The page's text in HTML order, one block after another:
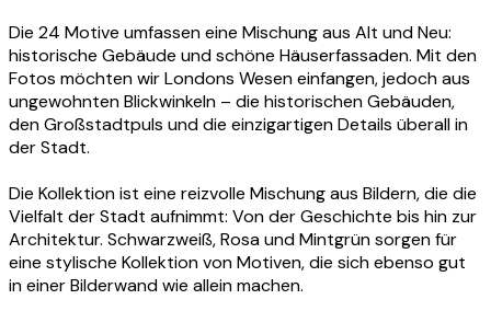
Die 24 Motive umfassen eine Mischung aus Alt und Neu:
historische Gebäude und schöne Häuserfassaden. Mit den
Fotos möchten wir Londons Wesen einfangen, jedoch aus
ungewohnten Blickwinkeln – die historischen Gebäuden,
den Großstadtpuls und die einzigartigen Details überall in
der Stadt.
Die Kollektion ist eine reizvolle Mischung aus Bildern, die die
Vielfalt der Stadt aufnimmt: Von der Geschichte bis hin zur
Architektur. Schwarzweiß, Rosa und Mintgrün sorgen für
eine stylische Kollektion von Motiven, die sich ebenso gut
in einer Bilderwand wie allein machen.